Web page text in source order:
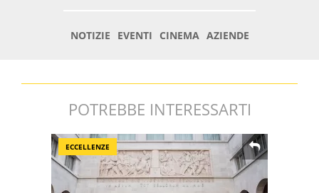
POTREBBE INTERESSARTI
ECCELLENZE